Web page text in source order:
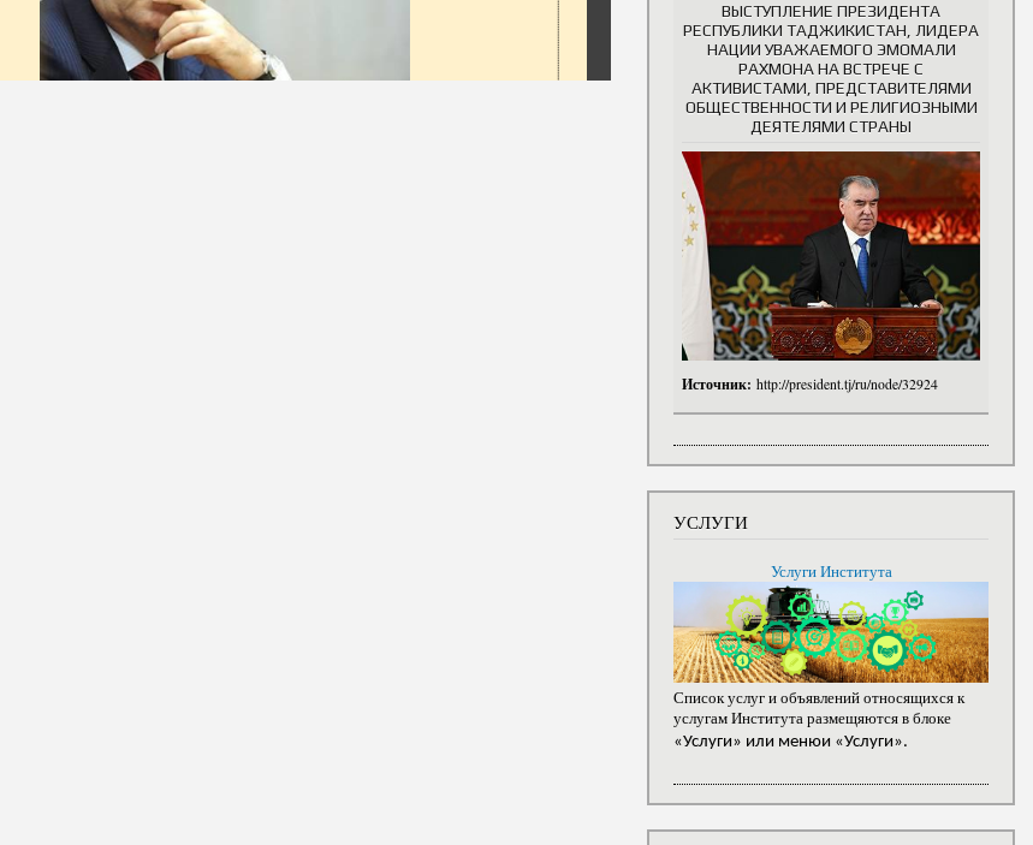
ВЫСТУПЛЕНИЕ ПРЕЗИДЕНТА
РЕСПУБЛИКИ ТАДЖИКИСТАН, ЛИДЕРА
НАЦИИ УВАЖАЕМОГО ЭМОМАЛИ
РАХМОНА НА ВСТРЕЧЕ С
АКТИВИСТАМИ, ПРЕДСТАВИТЕЛЯМИ
ОБЩЕСТВЕННОСТИ И РЕЛИГИОЗНЫМИ
ДЕЯТЕЛЯМИ СТРАНЫ
Источник: http://president.tj/ru/node/32924
УСЛУГИ
Услуги Института
Список услуг и объявлений относящихся к
услугам Института размещяются в блоке
«Услуги» или менюи «Услуги».